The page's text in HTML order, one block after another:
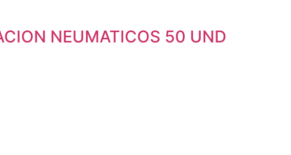
NEUMATICOS 50 UND